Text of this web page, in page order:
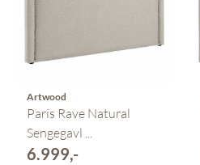
Artwood
Paris Rave Natural
Sengegavl ...
6.999,-